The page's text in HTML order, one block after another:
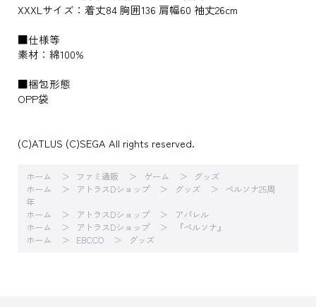
XXXLサイズ：着丈84 胸囲136 肩幅60 袖丈26cm
■仕様等
素材：綿100%
■梱包形態
OPP袋
(C)ATLUS (C)SEGA All rights reserved.
ホーム ファミ通販 ゲーム
グッズ
ホーム
アトラスDショップ グッズ
ペルソナ25周
年
ホーム
アトラスDショップ
アパレル
ホーム
アトラスDショップ
『ペルソナ』
ホーム
EBCCO グッズ